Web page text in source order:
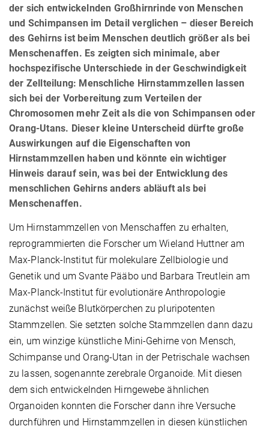
der sich entwickelnden Großhirnrinde von Menschen
und Schimpansen im Detail verglichen – dieser Bereich
des Gehirns ist beim Menschen deutlich größer als bei
Menschenaffen. Es zeigten sich minimale, aber
hochspezifische Unterschiede in der Geschwindigkeit
der Zellteilung: Menschliche Hirnstammzellen lassen
sich bei der Vorbereitung zum Verteilen der
Chromosomen mehr Zeit als die von Schimpansen oder
Orang-Utans. Dieser kleine Unterscheid dürfte große
Auswirkungen auf die Eigenschaften von
Hirnstammzellen haben und könnte ein wichtiger
Hinweis darauf sein, was bei der Entwicklung des
menschlichen Gehirns anders abläuft als bei
Menschenaffen.
Um Hirnstammzellen von Menschaffen zu erhalten,
reprogrammierten die Forscher um Wieland Huttner am
Max-Planck-Institut für molekulare Zellbiologie und
Genetik und um Svante Pääbo und Barbara Treutlein am
Max-Planck-Institut für evolutionäre Anthropologie
zunächst weiße Blutkörperchen zu pluripotenten
Stammzellen. Sie setzten solche Stammzellen dann dazu
ein, um winzige künstliche Mini-Gehirne von Mensch,
Schimpanse und Orang-Utan in der Petrischale wachsen
zu lassen, sogenannte zerebrale Organoide. Mit diesen
dem sich entwickelnden Hirngewebe ähnlichen
Organoiden konnten die Forscher dann ihre Versuche
durchführen und Hirnstammzellen in diesen künstlichen